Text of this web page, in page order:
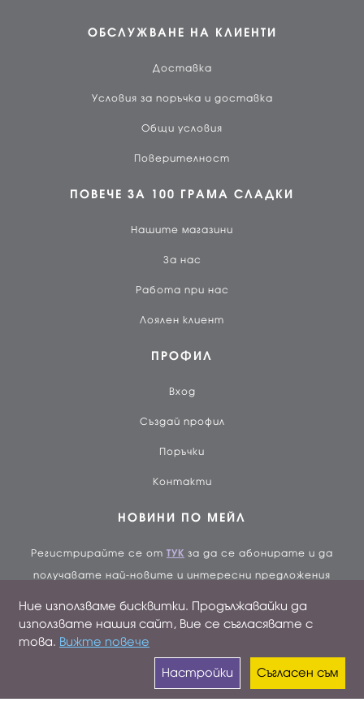
ОБСЛУЖВАНЕ НА КЛИЕНТИ
Доставка
Условия за поръчка и доставка
Общи условия
Поверителност
ПОВЕЧЕ ЗА 100 ГРАМА СЛАДКИ
Нашите магазини
За нас
Работа при нас
Лоялен клиент
ПРОФИЛ
Вход
Създай профил
Поръчки
Контакти
НОВИНИ ПО МЕЙЛ
Регистрирайте се от ТУК за да се абонирате и да
получавате най-новите и интересни предложения
Ние използваме бисквитки. Продължавайки да
използвате нашия сайт, Вие се съгласявате с
това. Вижте повече
Настройки Съгласен съм